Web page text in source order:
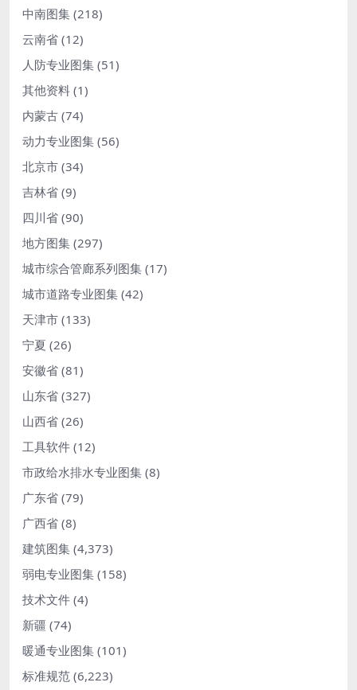
中南图集 (218)
云南省 (12)
人防专业图集 (51)
其他资料 (1)
内蒙古 (74)
动力专业图集 (56)
北京市 (34)
吉林省 (9)
四川省 (90)
地方图集 (297)
城市综合管廊系列图集 (17)
城市道路专业图集 (42)
天津市 (133)
宁夏 (26)
安徽省 (81)
山东省 (327)
山西省 (26)
工具软件 (12)
市政给水排水专业图集 (8)
广东省 (79)
广西省 (8)
建筑图集 (4,373)
弱电专业图集 (158)
技术文件 (4)
新疆 (74)
暖通专业图集 (101)
标准规范 (6,223)